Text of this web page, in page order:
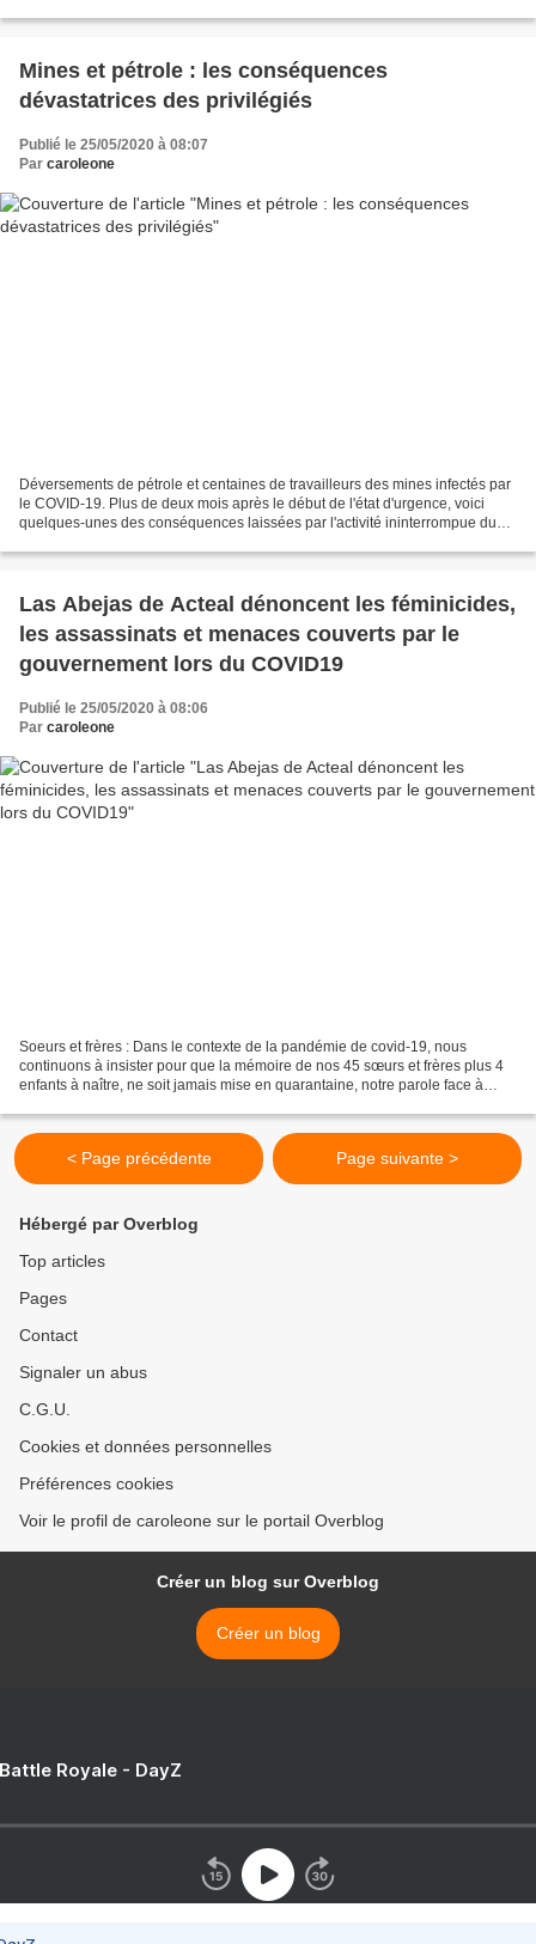
Mines et pétrole : les conséquences
dévastatrices des privilégiés
Publié le 25/05/2020 à 08:07
Par caroleone
Déversements de pétrole et centaines de travailleurs des mines infectés par
le COVID-19. Plus de deux mois après le début de l'état d'urgence, voici
quelques-unes des conséquences laissées par l'activité ininterrompue du
Las Abejas de Acteal dénoncent les féminicides,
les assassinats et menaces couverts par le
gouvernement lors du COVID19
Publié le 25/05/2020 à 08:06
Par caroleone
Soeurs et frères : Dans le contexte de la pandémie de covid-19, nous
continuons à insister pour que la mémoire de nos 45 sœurs et frères plus 4
enfants à naître, ne soit jamais mise en quarantaine, notre parole face à
< Page précédente Page suivante >
Hébergé par Overblog
Top articles
Pages
Contact
Signaler un abus
C.G.U.
Cookies et données personnelles
Préférences cookies
Voir le profil de caroleone sur le portail Overblog
Créer un blog sur Overblog
Créer un blog
Royale - DayZ